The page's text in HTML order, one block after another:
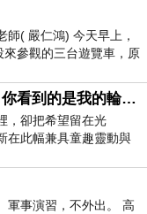
師( 嚴仁鴻) 今天早上，
參觀的三台遊覽車，原
下來，卻發
當代藝術家盧嵐新：你看到的是我的輪廓，還是你的故事？——藏在藍色裡的希望與光
，卻把希望留在光
在此幅兼具童趣靈動與
的羽翼般色塊包覆著
軍事演習，不外出。 高